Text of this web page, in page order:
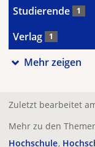
Studierende 1
Verlag 1
Mehr zeigen
Zuletzt bearbeitet
Mehr zu den
Hochschule